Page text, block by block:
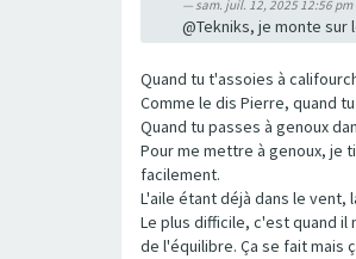
sam. juil. 12, 2025 12:56 pm
@Tekniks, je monte
Quand tu t'assoies à
Comme le dis Pierre, quand
Quand tu passes à genoux
Pour me mettre à genoux, je
facilement.
L'aile étant déjà dans le vent,
Le plus difficile, c'est quand
de l'équilibre. Ça se fait mais